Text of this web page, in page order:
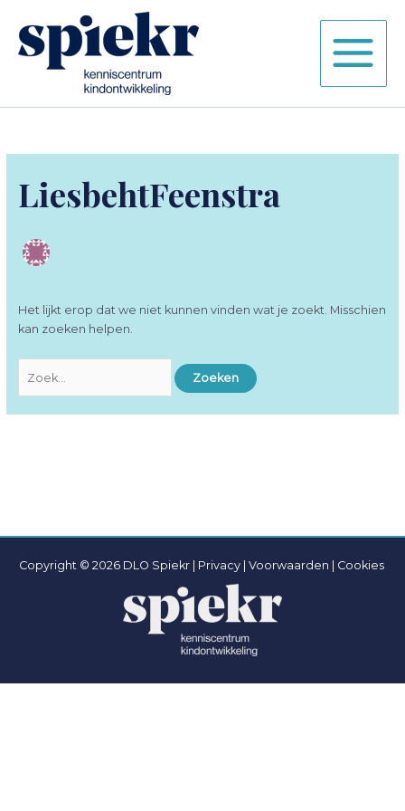
naar
LiesbehtFeenstra
Het lijkt erop dat we niet kunnen vinden wat je zoekt. Misschien
kan zoeken helpen.
naar:
Copyright © 2026 DLO Spiekr | Privacy | Voorwaarden | Cookies